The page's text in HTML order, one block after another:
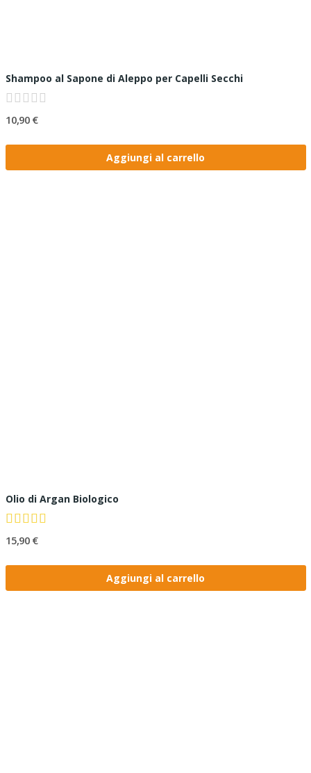
Shampoo al Sapone di Aleppo per Capelli Secchi
10,90 €
Aggiungi al carrello
Olio di Argan Biologico
15,90 €
Aggiungi al carrello